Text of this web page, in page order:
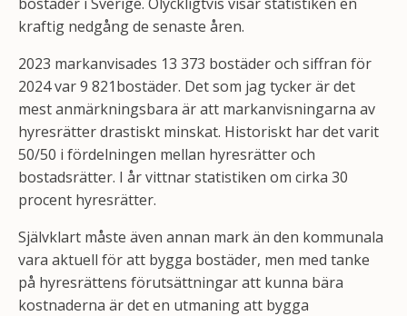
kraftig nedgång de senaste åren.
2023 markanvisades 13 373 bostäder och siffran för
2024 var 9 821bostäder. Det som jag tycker är det
mest anmärkningsbara är att markanvisningarna av
hyresrätter drastiskt minskat. Historiskt har det varit
50/50 i fördelningen mellan hyresrätter och
bostadsrätter. I år vittnar statistiken om cirka 30
procent hyresrätter.
Självklart måste även annan mark än den kommunala
vara aktuell för att bygga bostäder, men med tanke
på hyresrättens förutsättningar att kunna bära
kostnaderna är det en utmaning att bygga